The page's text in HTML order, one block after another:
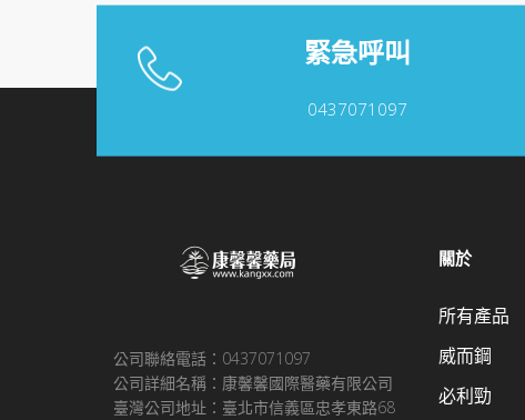
緊急呼叫
0437071097
公司聯絡電話：0437071097
公司詳細名稱：康馨馨國際醫藥有限公司
臺灣公司地址：臺北市信義區忠孝東路68
關於
所有產品
威而鋼
必利勁